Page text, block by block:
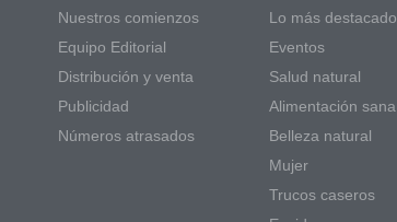
Nuestros comienzos
Equipo Editorial
Distribución y venta
Publicidad
Números atrasados
Lo más destacado
Eventos
Salud natural
Alimentación sana
Belleza natural
Mujer
Trucos caseros